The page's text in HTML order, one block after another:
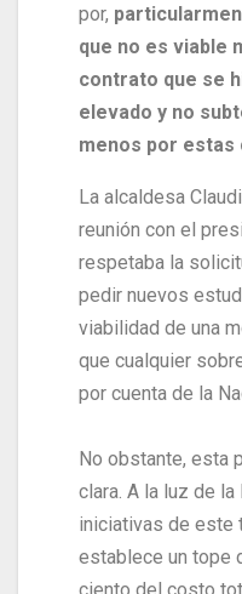
por,
que no es viable
contrato que se
elevado y no
menos por estas
La alcaldesa
reunión con el
respetaba la
pedir nuevos
viabilidad de una
que cualquier
por cuenta de la
No obstante, esta
clara. A la luz de
iniciativas de este
establece un tope